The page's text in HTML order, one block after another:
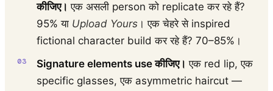
कीजिए। एक असली person को replicate कर रहे हैं?
95% या Upload Yours । एक चेहरे से inspired
fictional character build कर रहे हैं? 70–85%।
Signature elements use कीजिए। एक red lip, एक
specific glasses, एक asymmetric haircut —